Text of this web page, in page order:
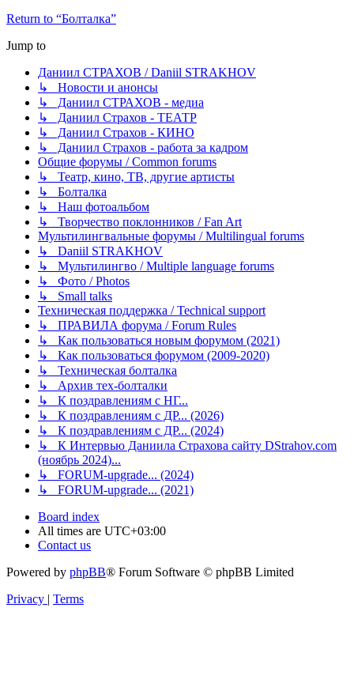
Return to “Болталка”
Jump to
Даниил СТРАХОВ / Daniil STRAKHOV
↳ Новости и анонсы
↳ Даниил СТРАХОВ - медиа
↳ Даниил Страхов - ТЕАТР
↳ Даниил Страхов - КИНО
↳ Даниил Страхов - работа за кадром
Общие форумы / Common forums
↳ Театр, кино, ТВ, другие артисты
↳ Болталка
↳ Наш фотоальбом
↳ Творчество поклонников / Fan Art
Мультилингвальные форумы / Multilingual forums
↳ Daniil STRAKHOV
↳ Мультилингво / Multiple language forums
↳ Фото / Photos
↳ Small talks
Техническая поддержка / Technical support
↳ ПРАВИЛА форума / Forum Rules
↳ Как пользоваться новым форумом (2021)
↳ Как пользоваться форумом (2009-2020)
↳ Техническая болталка
↳ Архив тех-болталки
↳ К поздравлениям с НГ...
↳ К поздравлениям с ДР... (2026)
↳ К поздравлениям с ДР... (2024)
↳ К Интервью Даниила Страхова сайту DStrahov.com
(ноябрь 2024)...
↳ FORUM-upgrade... (2024)
↳ FORUM-upgrade... (2021)
Board index
All times are UTC+03:00
Contact us
Powered by phpBB® Forum Software © phpBB Limited
Privacy | Terms